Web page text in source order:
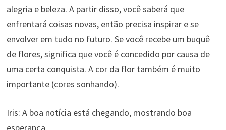
alegria e beleza. A partir disso, você saberá que
enfrentará coisas novas, então precisa inspirar e se
envolver em tudo no futuro. Se você recebe um buquê
de flores, significa que você é concedido por causa de
uma certa conquista. A cor da flor também é muito
importante (cores sonhando).
Iris: A boa notícia está chegando, mostrando boa
esperança.